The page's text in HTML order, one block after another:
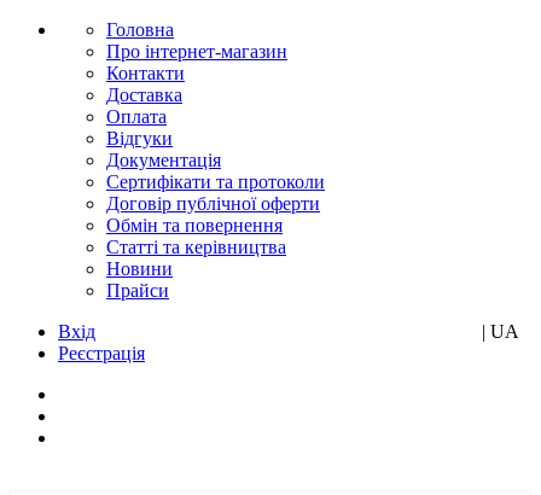
Головна
Про інтернет-магазин
Контакти
Доставка
Оплата
Відгуки
Документація
Сертифікати та протоколи
Договір публічної оферти
Обмін та повернення
Статті та керівництва
Новини
Прайси
| UA
Вхід
Реєстрація